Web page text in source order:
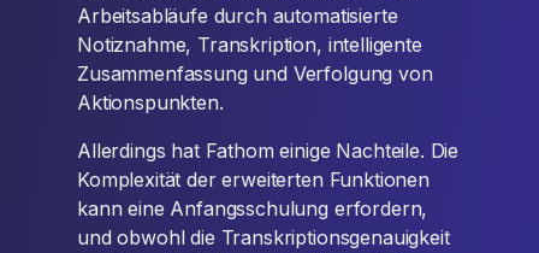
Arbeitsabläufe durch automatisierte
Notiznahme, Transkription, intelligente
Zusammenfassung und Verfolgung von
Aktionspunkten.
Allerdings hat Fathom einige Nachteile. Die
Komplexität der erweiterten Funktionen
kann eine Anfangsschulung erfordern,
und obwohl die Transkriptionsgenauigkeit